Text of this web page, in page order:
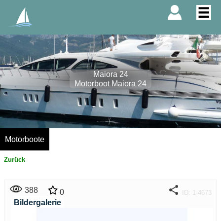
Maiora 24
Motorboot Maiora 24
Motorboote
Zurück
388 0 ID: 1-4673
Bildergalerie